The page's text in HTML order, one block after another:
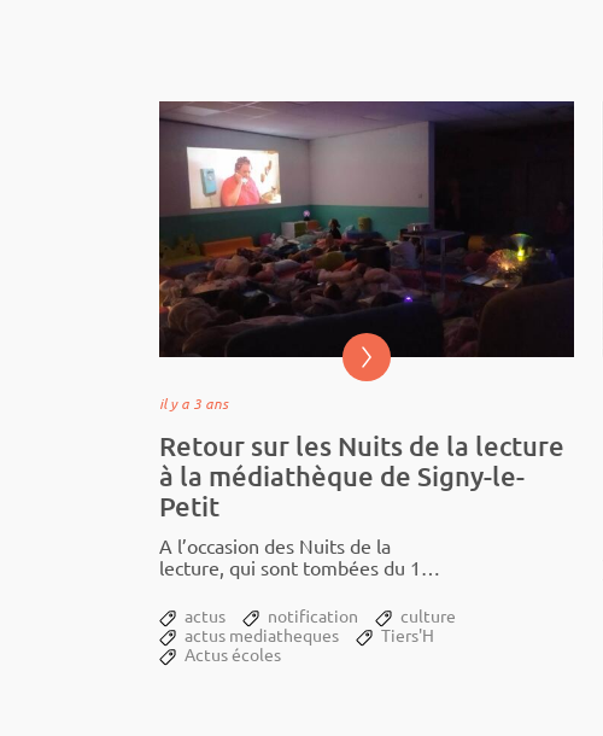
Retour sur les Nuits de la lecture
à la médiathèque de Signy-le-
Petit
il y a 3 ans
A l’oc­­­­ca­­­­­sion des Nuits de la
lecture, qui sont tombées du 19
cette année était la peur, le...
actus notification
culture
actus mediatheques
Tiers'H
Actus écoles